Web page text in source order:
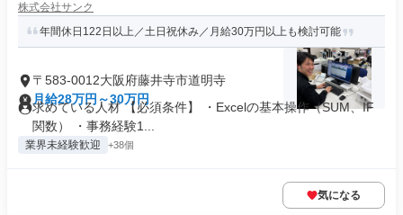
株式会社サンク
年間休日122日以上／土日祝休み／月給30万円以上も検討可能
〒583-0012大阪府藤井寺市道明寺
月給28万円～30万円
求めている人材 【必須条件】 ・Excelの基本操作（SUM、IF
関数） ・事務経験1...
業界未経験歓迎 +38個
気になる